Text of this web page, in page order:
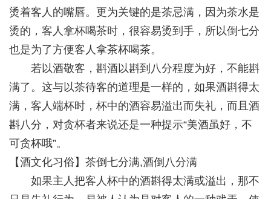
烫着客人的嘴唇。更为关键的是茶忌满，因为茶水是
烫的，客人拿杯喝茶时，很容易烫到手，所以倒七分
也是为了方便客人拿茶杯喝茶。
若以酒敬客，斟酒以斟到八分程度为好，不能斟
满了。这与以茶待客的道理是一样的，如果酒斟得太
满，客人端杯时，杯中的酒容易溢出而失礼，而且酒
斟八分，对贪杯者来说还是一种提示“美酒虽好，不
可贪杯哦”。
【酒文化习俗】茶倒七分满,酒倒八分满
如果主人把客人杯中的酒斟得太满或溢出，那不